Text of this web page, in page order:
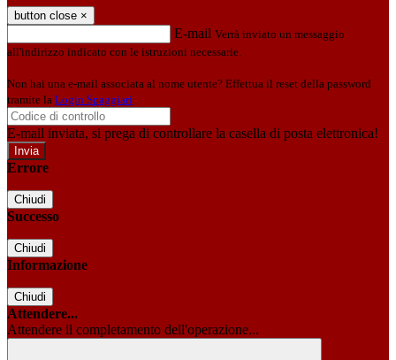
button close ×
E-mail Verrà inviato un messaggio
all'indirizzo indicato con le istruzioni necessarie.
Non hai una e-mail associata al nome utente? Effettua il reset della password
tramite la Login Spaggiari
E-mail inviata, si prega di controllare la casella di posta elettronica!
Errore
Chiudi
Successo
Chiudi
Informazione
Chiudi
Attendere...
Attendere il completamento dell'operazione...